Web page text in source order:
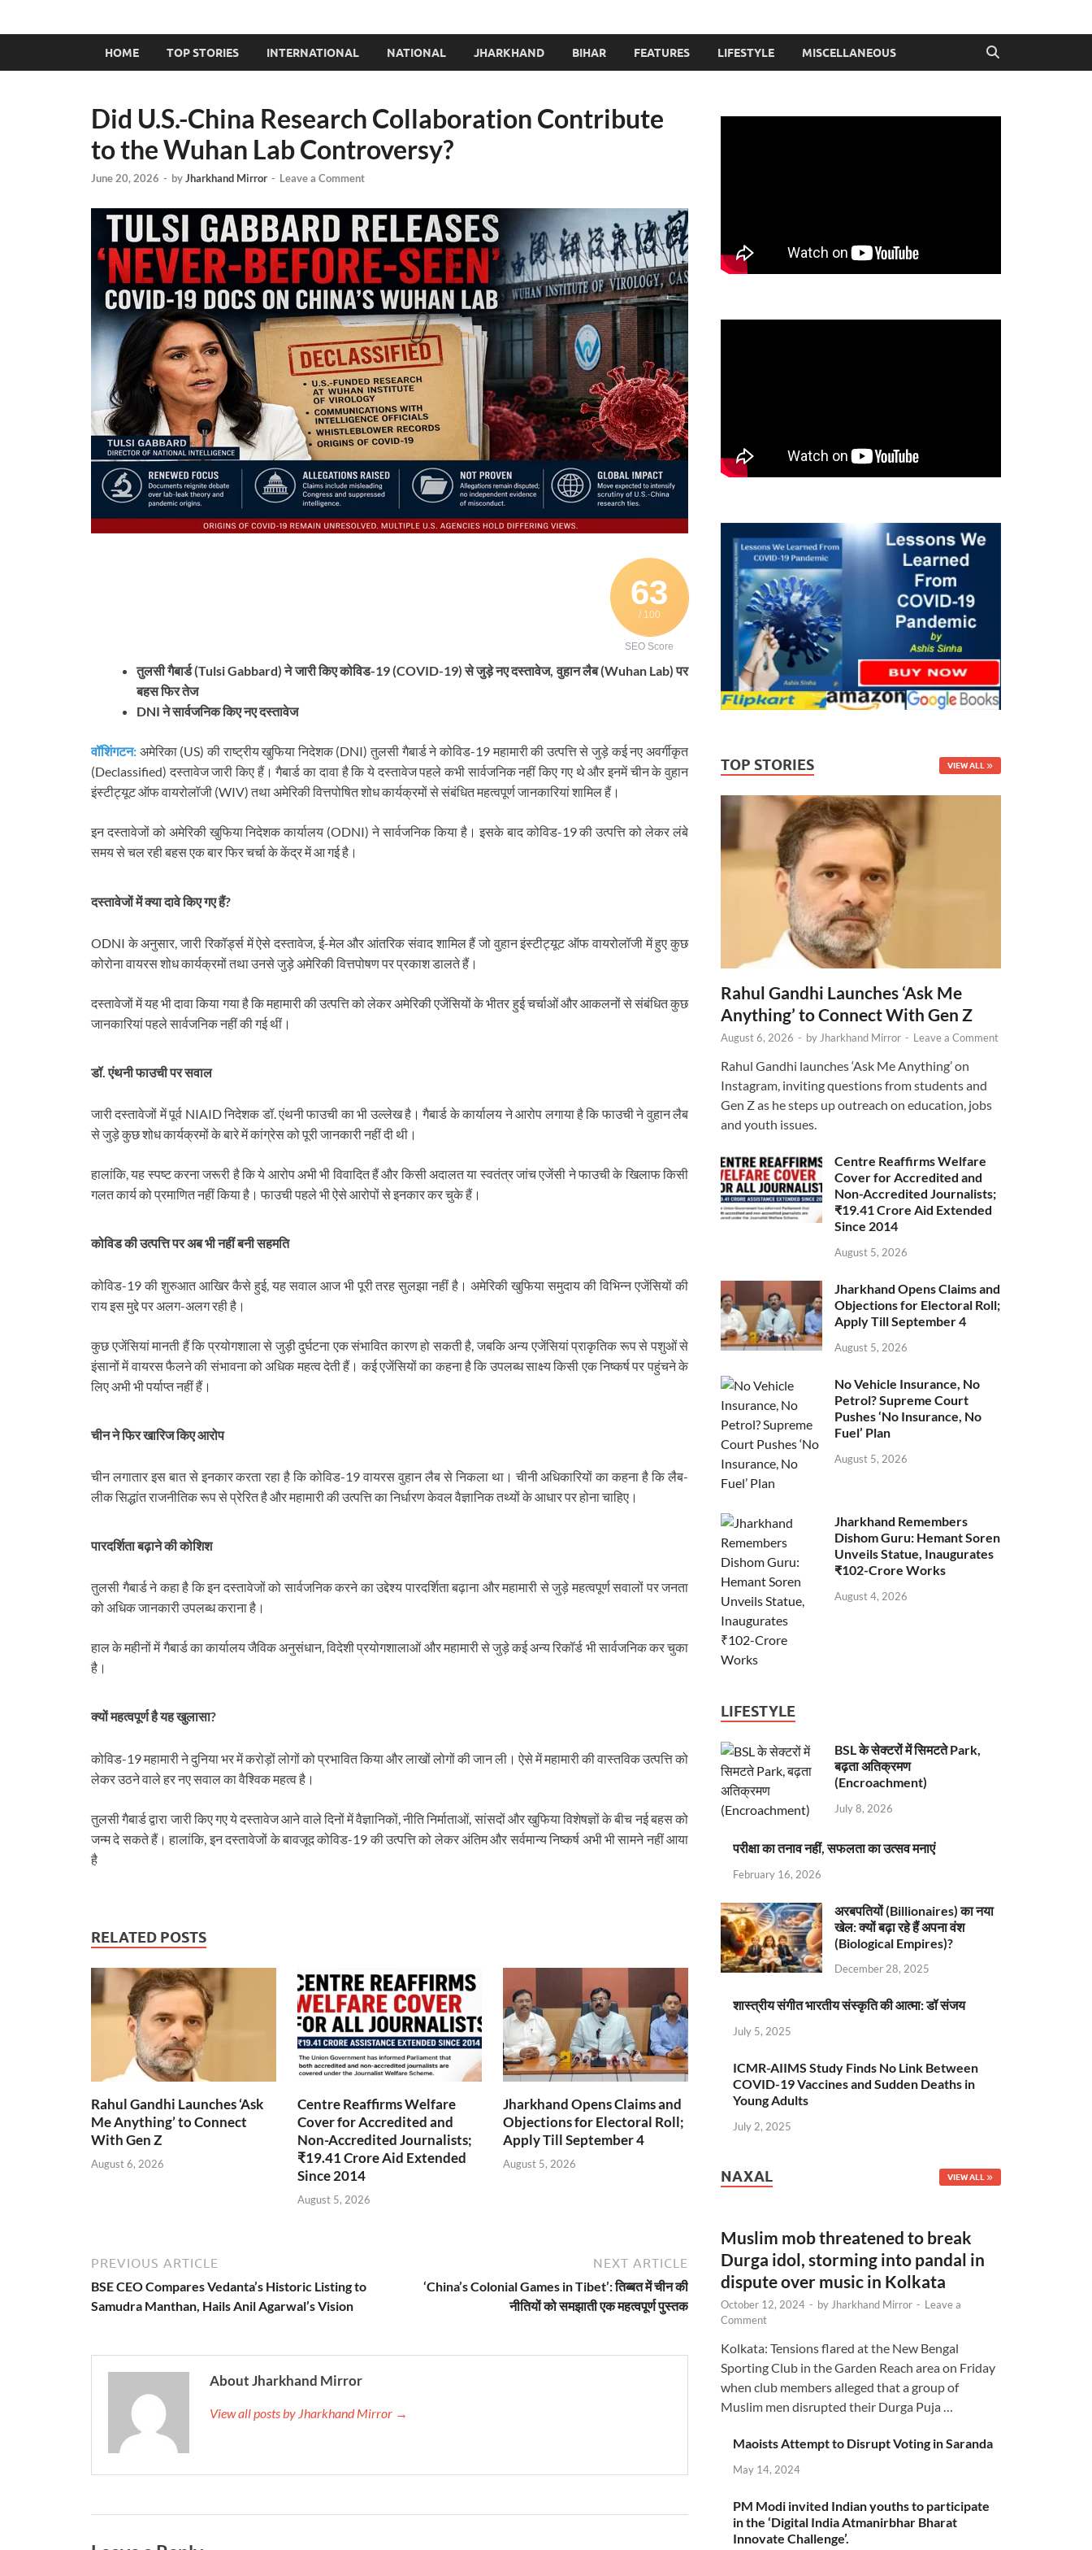
HOME TOP STORIES INTERNATIONAL NATIONAL JHARKHAND BIHAR FEATURES LIFESTYLE MISCELLANEOUS
Did U.S.-China Research Collaboration Contribute
to the Wuhan Lab Controversy?
June 20, 2026 - byJharkhand Mirror - Leave a Comment
63
/ 100
SEO Score
तुलसी गैबार्ड (Tulsi Gabbard) ने जारी किए कोविड-19 (COVID-19) से जुड़े नए दस्तावेज, वुहान लैब (Wuhan Lab) पर
बहस फिर तेज
DNI ने सार्वजनिक किए नए दस्तावेज
वॉशिंगटन: अमेरिका (US) की राष्ट्रीय खुफिया निदेशक (DNI) तुलसी गैबार्ड ने कोविड-19 महामारी की उत्पत्ति से जुड़े कई नए अवर्गीकृत
(Declassified) दस्तावेज जारी किए हैं। गैबार्ड का दावा है कि ये दस्तावेज पहले कभी सार्वजनिक नहीं किए गए थे और इनमें चीन के वुहान
इंस्टीट्यूट ऑफ वायरोलॉजी (WIV) तथा अमेरिकी वित्तपोषित शोध कार्यक्रमों से संबंधित महत्वपूर्ण जानकारियां शामिल हैं।
इन दस्तावेजों को अमेरिकी खुफिया निदेशक कार्यालय (ODNI) ने सार्वजनिक किया है। इसके बाद कोविड-19 की उत्पत्ति को लेकर लंबे
समय से चल रही बहस एक बार फिर चर्चा के केंद्र में आ गई है।
दस्तावेजों में क्या दावे किए गए हैं?
ODNI के अनुसार, जारी रिकॉर्ड्स में ऐसे दस्तावेज, ई-मेल और आंतरिक संवाद शामिल हैं जो वुहान इंस्टीट्यूट ऑफ वायरोलॉजी में हुए कुछ
कोरोना वायरस शोध कार्यक्रमों तथा उनसे जुड़े अमेरिकी वित्तपोषण पर प्रकाश डालते हैं।
दस्तावेजों में यह भी दावा किया गया है कि महामारी की उत्पत्ति को लेकर अमेरिकी एजेंसियों के भीतर हुई चर्चाओं और आकलनों से संबंधित कुछ
जानकारियां पहले सार्वजनिक नहीं की गई थीं।
डॉ. एंथनी फाउची पर सवाल
जारी दस्तावेजों में पूर्व NIAID निदेशक डॉ. एंथनी फाउची का भी उल्लेख है। गैबार्ड के कार्यालय ने आरोप लगाया है कि फाउची ने वुहान लैब
से जुड़े कुछ शोध कार्यक्रमों के बारे में कांग्रेस को पूरी जानकारी नहीं दी थी।
हालांकि, यह स्पष्ट करना जरूरी है कि ये आरोप अभी भी विवादित हैं और किसी अदालत या स्वतंत्र जांच एजेंसी ने फाउची के खिलाफ किसी
गलत कार्य को प्रमाणित नहीं किया है। फाउची पहले भी ऐसे आरोपों से इनकार कर चुके हैं।
कोविड की उत्पत्ति पर अब भी नहीं बनी सहमति
कोविड-19 की शुरुआत आखिर कैसे हुई, यह सवाल आज भी पूरी तरह सुलझा नहीं है। अमेरिकी खुफिया समुदाय की विभिन्न एजेंसियों की
राय इस मुद्दे पर अलग-अलग रही है।
कुछ एजेंसियां मानती हैं कि प्रयोगशाला से जुड़ी दुर्घटना एक संभावित कारण हो सकती है, जबकि अन्य एजेंसियां प्राकृतिक रूप से पशुओं से
इंसानों में वायरस फैलने की संभावना को अधिक महत्व देती हैं। कई एजेंसियों का कहना है कि उपलब्ध साक्ष्य किसी एक निष्कर्ष पर पहुंचने के
लिए अभी भी पर्याप्त नहीं हैं।
चीन ने फिर खारिज किए आरोप
चीन लगातार इस बात से इनकार करता रहा है कि कोविड-19 वायरस वुहान लैब से निकला था। चीनी अधिकारियों का कहना है कि लैब-
लीक सिद्धांत राजनीतिक रूप से प्रेरित है और महामारी की उत्पत्ति का निर्धारण केवल वैज्ञानिक तथ्यों के आधार पर होना चाहिए।
पारदर्शिता बढ़ाने की कोशिश
तुलसी गैबार्ड ने कहा है कि इन दस्तावेजों को सार्वजनिक करने का उद्देश्य पारदर्शिता बढ़ाना और महामारी से जुड़े महत्वपूर्ण सवालों पर जनता
को अधिक जानकारी उपलब्ध कराना है।
हाल के महीनों में गैबार्ड का कार्यालय जैविक अनुसंधान, विदेशी प्रयोगशालाओं और महामारी से जुड़े कई अन्य रिकॉर्ड भी सार्वजनिक कर चुका
है।
क्यों महत्वपूर्ण है यह खुलासा?
कोविड-19 महामारी ने दुनिया भर में करोड़ों लोगों को प्रभावित किया और लाखों लोगों की जान ली। ऐसे में महामारी की वास्तविक उत्पत्ति को
लेकर उठने वाले हर नए सवाल का वैश्विक महत्व है।
तुलसी गैबार्ड द्वारा जारी किए गए ये दस्तावेज आने वाले दिनों में वैज्ञानिकों, नीति निर्माताओं, सांसदों और खुफिया विशेषज्ञों के बीच नई बहस को
जन्म दे सकते हैं। हालांकि, इन दस्तावेजों के बावजूद कोविड-19 की उत्पत्ति को लेकर अंतिम और सर्वमान्य निष्कर्ष अभी भी सामने नहीं आया
है
RELATED POSTS
Rahul Gandhi Launches ‘Ask
Me Anything’ to Connect
With Gen Z
August 6, 2026
Centre Reaffirms Welfare
Cover for Accredited and
Non-Accredited Journalists;
₹19.41 Crore Aid Extended
Since 2014
August 5, 2026
Jharkhand Opens Claims and
Objections for Electoral Roll;
Apply Till September 4
August 5, 2026
PREVIOUS ARTICLE
BSE CEO Compares Vedanta’s Historic Listing to
Samudra Manthan, Hails Anil Agarwal’s Vision
NEXT ARTICLE
‘China’s Colonial Games in Tibet’: तिब्बत में चीन की
नीतियों को समझाती एक महत्वपूर्ण पुस्तक
About Jharkhand Mirror
View all posts by Jharkhand Mirror →
TOP STORIES VIEW ALL
Rahul Gandhi Launches ‘Ask Me
Anything’ to Connect With Gen Z
August 6, 2026 - by Jharkhand Mirror - Leave a Comment
Rahul Gandhi launches ‘Ask Me Anything’ on
Instagram, inviting questions from students and
Gen Z as he steps up outreach on education, jobs
and youth issues.
Centre Reaffirms Welfare
Cover for Accredited and
Non-Accredited Journalists;
₹19.41 Crore Aid Extended
Since 2014
August 5, 2026
Jharkhand Opens Claims and
Objections for Electoral Roll;
Apply Till September 4
August 5, 2026
No Vehicle Insurance, No
Petrol? Supreme Court
Pushes ‘No Insurance, No
Fuel’ Plan
August 5, 2026
Jharkhand Remembers
Dishom Guru: Hemant Soren
Unveils Statue, Inaugurates
₹102-Crore Works
August 4, 2026
LIFESTYLE
BSL के सेक्टरों में सिमटते Park,
बढ़ता अतिक्रमण
(Encroachment)
July 8, 2026
परीक्षा का तनाव नहीं, सफलता का उत्सव मनाएं
February 16, 2026
अरबपतियों (Billionaires) का नया
खेल: क्यों बढ़ा रहे हैं अपना वंश
(Biological Empires)?
December 28, 2025
शास्त्रीय संगीत भारतीय संस्कृति की आत्मा: डॉ संजय
July 5, 2025
ICMR-AIIMS Study Finds No Link Between
COVID-19 Vaccines and Sudden Deaths in
Young Adults
July 2, 2025
NAXAL VIEW ALL
Muslim mob threatened to break
Durga idol, storming into pandal in
dispute over music in Kolkata
October 12, 2024 - by Jharkhand Mirror - Leave a
Comment
Kolkata: Tensions flared at the New Bengal
Sporting Club in the Garden Reach area on Friday
when club members alleged that a group of
Muslim men disrupted their Durga Puja …
Maoists Attempt to Disrupt Voting in Saranda
May 14, 2024
PM Modi invited Indian youths to participate
in the ‘Digital India Atmanirbhar Bharat
Innovate Challenge’.